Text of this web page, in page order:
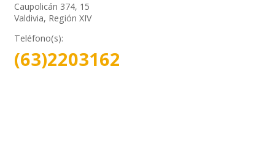
Caupolicán 374, 15
Valdivia, Región XIV
Teléfono(s):
(63)2203162